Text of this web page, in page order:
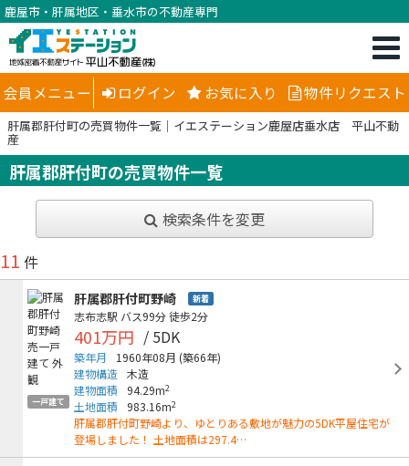
鹿屋市・肝属地区・垂水市の不動産専門
会員メニュー ログイン お気に入り 物件リクエスト
肝属郡肝付町の売買物件一覧｜イエステーション鹿屋店垂水店 平山不動
産
肝属郡肝付町の売買物件一覧
検索条件を変更
11 件
一戸建て
肝属郡肝付町野崎 新着
志布志駅 バス99分徒歩2分
401万円 / 5DK
築年月 1960年08月 (築66年)
建物構造 木造
建物面積
94.29m2
土地面積 983.16m2
肝属郡肝付町野崎より、ゆとりある敷地が魅力の5DK平屋住宅が
登場しました！ 土地面積は297.4…